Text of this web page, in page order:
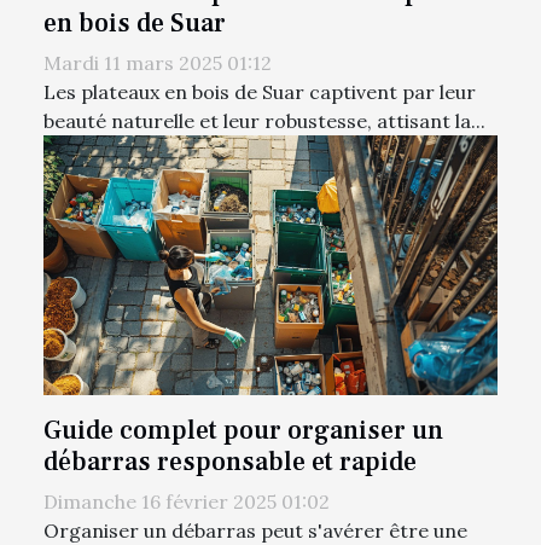
en bois de Suar
Mardi 11 mars 2025 01:12
Les plateaux en bois de Suar captivent par leur
beauté naturelle et leur robustesse, attisant la...
Guide complet pour organiser un
débarras responsable et rapide
Dimanche 16 février 2025 01:02
Organiser un débarras peut s'avérer être une